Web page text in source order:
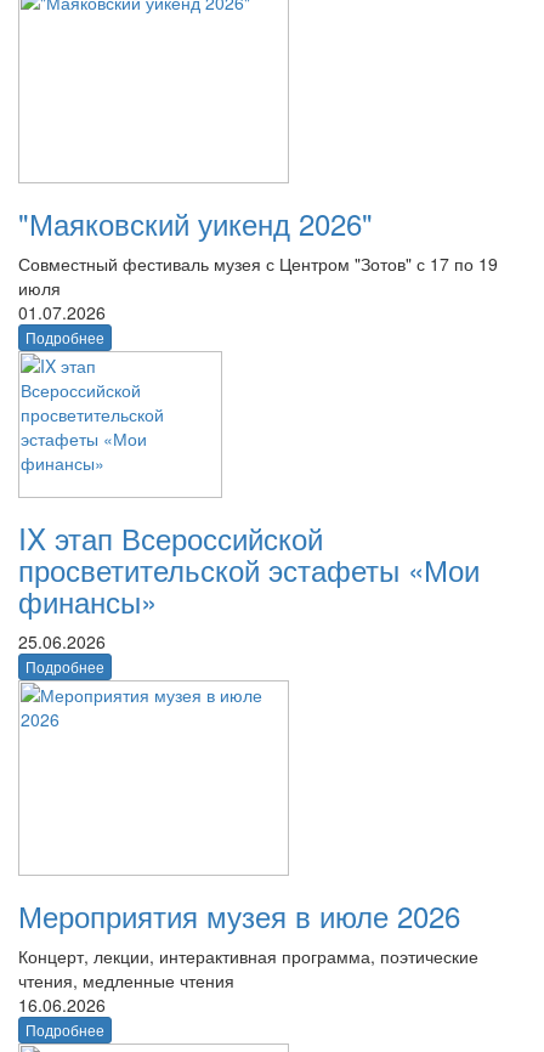
"Маяковский уикенд 2026"
Совместный фестиваль музея с Центром "Зотов" с 17 по 19
июля
01.07.2026
Подробнее
IX этап Всероссийской
просветительской эстафеты «Мои
финансы»
25.06.2026
Подробнее
Мероприятия музея в июле 2026
Концерт, лекции, интерактивная программа, поэтические
чтения, медленные чтения
16.06.2026
Подробнее